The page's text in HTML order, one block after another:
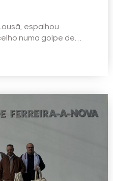
espalhou
numa golpe de…